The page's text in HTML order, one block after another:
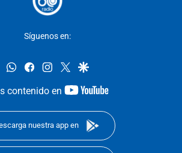
Síguenos en:
whatsappfacebookinstagram
twittergoogle
contenido en
youtube-
nuestra app en